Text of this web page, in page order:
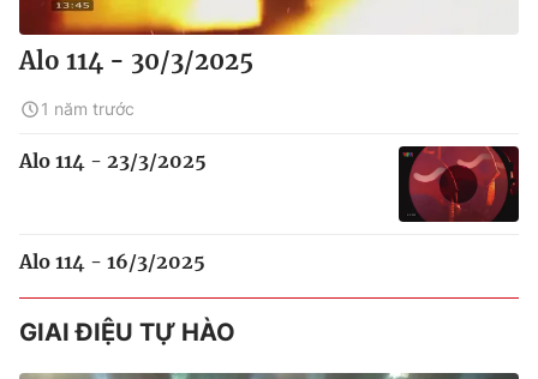
Alo 114 - 30/3/2025
1 năm trước
Alo 114 - 23/3/2025
Alo 114 - 16/3/2025
GIAI ĐIỆU TỰ HÀO